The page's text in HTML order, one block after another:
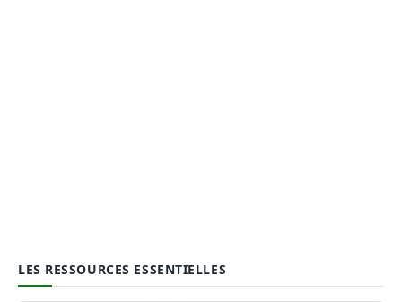
LES RESSOURCES ESSENTIELLES